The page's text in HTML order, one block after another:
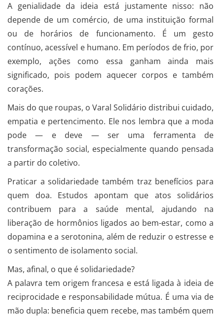
A genialidade da ideia está justamente nisso: não
depende de um comércio, de uma instituição formal
ou de horários de funcionamento. É um gesto
contínuo, acessível e humano. Em períodos de frio, por
exemplo, ações como essa ganham ainda mais
significado, pois podem aquecer corpos e também
corações.
Mais do que roupas, o Varal Solidário distribui cuidado,
empatia e pertencimento. Ele nos lembra que a moda
pode — e deve — ser uma ferramenta de
transformação social, especialmente quando pensada
a partir do coletivo.
Praticar a solidariedade também traz benefícios para
quem doa. Estudos apontam que atos solidários
contribuem para a saúde mental, ajudando na
liberação de hormônios ligados ao bem-estar, como a
dopamina e a serotonina, além de reduzir o estresse e
o sentimento de isolamento social.
Mas, afinal, o que é solidariedade?
A palavra tem origem francesa e está ligada à ideia de
reciprocidade e responsabilidade mútua. É uma via de
mão dupla: beneficia quem recebe, mas também quem